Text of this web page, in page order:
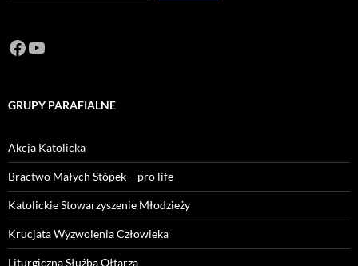
Facebook
https://www.youtube.com/channel/
GRUPY PARAFIALNE
Akcja Katolicka
Bractwo Małych Stópek – pro life
Katolickie Stowarzyszenie Młodzieży
Krucjata Wyzwolenia Człowieka
Liturgiczna Służba Ołtarza